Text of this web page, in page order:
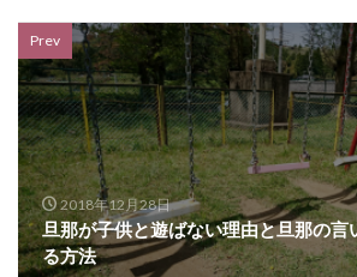
Prev
2018年12月28日
旦那が子供と遊ばない理由と旦那の言
る方法